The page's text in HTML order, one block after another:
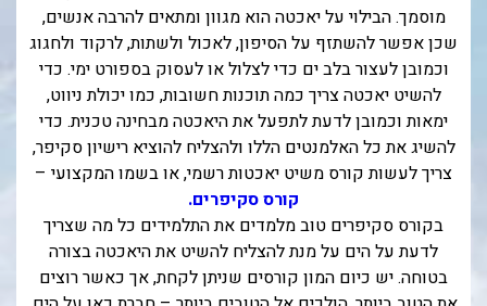
בכנרת לידו מחיר
בכנרת למשפחות
בצפון
בארץ
לקפריסין
נתניה
מדובאי / לדובאי
מוסמך. הבילוי על יאכטה הוא מגוון ומתאים להרבה אנשים,
שכן אפשר להשתזף על הסיפון, לאכול ולשתות, לרקוד ולחגוג
וכמובן לעצור בלב ים כדי לצלול או לעסוק בספורט ימי. כדי
להשיט יאכטה צריך כמה תוכנות חשובות, כמו יכולת ניווט,
ימאות וכמובן לדעת לתפעל את היאכטה מבחינה טכנית. כדי
להשיג את כל האלמנטים הללו ולהצליח להוציא רישיון סקיפר,
צריך לעשות קורס משיט יאכטות רשמי, או בשמו המקצועי –
קורס סקיפרים.
בקורס סקיפרים טוב מלמדים את התלמידים כל מה שצריך
לדעת על הים על מנת להצליח להשיט את היאכטה בצורה
בטוחה. יש כיום המון קורסים שניתן לקחת, אך כאשר רוצים